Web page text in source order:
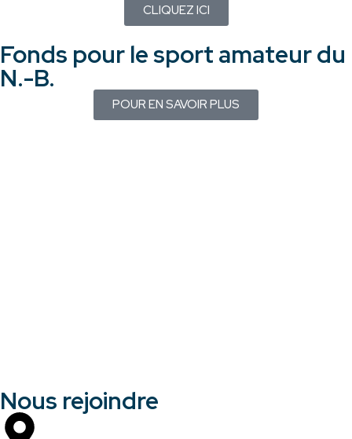
CLIQUEZ ICI
Fonds pour le sport amateur du
N.-B.
POUR EN SAVOIR PLUS
Nous rejoindre